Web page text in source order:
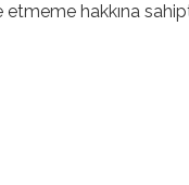
etmeme hakkına